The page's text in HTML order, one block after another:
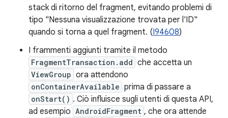
stack di ritorno del fragment, evitando problemi di
tipo "Nessuna visualizzazione trovata per l'ID"
quando si torna a quel fragment. (I94608)
I frammenti aggiunti tramite il metodo
FragmentTransaction.add che accetta un
ViewGroup ora attendono
onContainerAvailable prima di passare a
onStart() . Ciò influisce sugli utenti di questa API,
ad esempio AndroidFragment , che ora attende